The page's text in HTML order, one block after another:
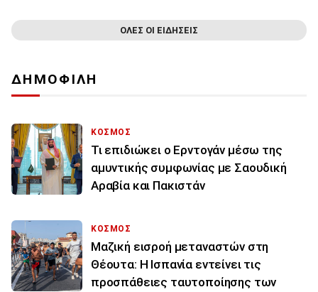
ΟΛΕΣ ΟΙ ΕΙΔΗΣΕΙΣ
ΔΗΜΟΦΙΛΗ
ΚΟΣΜΟΣ
Τι επιδιώκει ο Ερντογάν μέσω της
αμυντικής συμφωνίας με Σαουδική
Αραβία και Πακιστάν
ΚΟΣΜΟΣ
Μαζική εισροή μεταναστών στη
Θέουτα: Η Ισπανία εντείνει τις
προσπάθειες ταυτοποίησης των